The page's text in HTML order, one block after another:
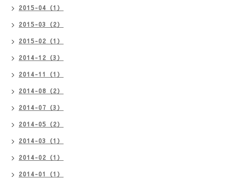
2015-04（1）
2015-03（2）
2015-02（1）
2014-12（3）
2014-11（1）
2014-08（2）
2014-07（3）
2014-05（2）
2014-03（1）
2014-02（1）
2014-01（1）